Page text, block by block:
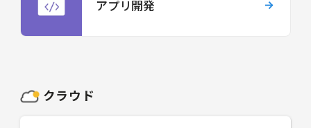
アプリ開発
クラウド